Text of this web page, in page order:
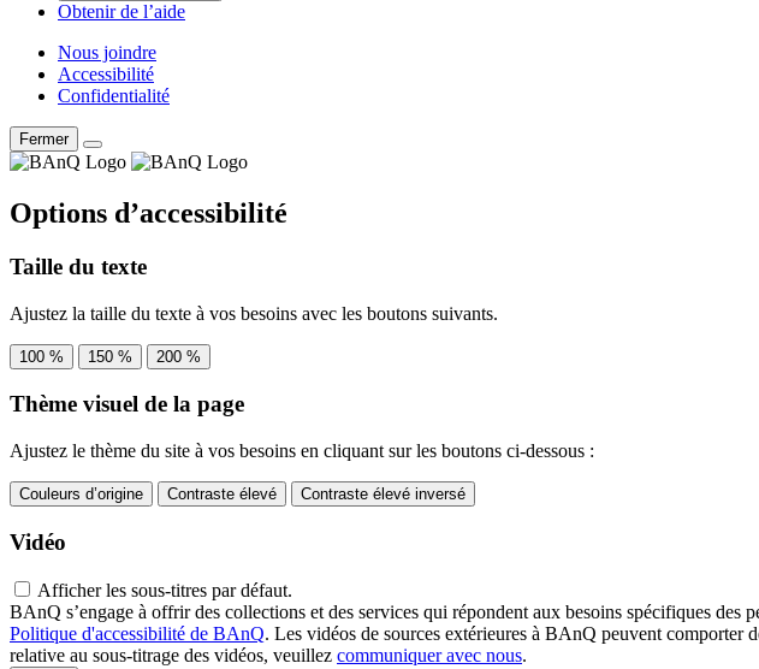
Obtenir de l’aide
Nous joindre
Accessibilité
Confidentialité
Fermer
Options d’accessibilité
Taille du texte
Ajustez la taille du texte à vos besoins avec les boutons suivants.
100 % 150 % 200 %
Thème visuel de la page
Ajustez le thème du site à vos besoins en cliquant sur les boutons ci-dessous :
Couleurs d’origine Contraste élevé Contraste élevé inversé
Vidéo
Afficher les sous-titres par défaut.
BAnQ s’engage à offrir des collections et des services qui répondent aux besoins spécifiques des
Politique d'accessibilité de BAnQ. Les vidéos de sources extérieures à BAnQ peuvent comporter
relative au sous-titrage des vidéos, veuillez communiquer avec nous.